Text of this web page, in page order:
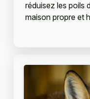
réduisez les poils
maison propre et